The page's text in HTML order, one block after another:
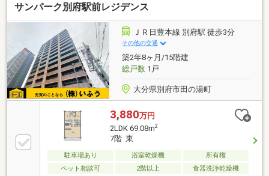
サンパーク別府駅前レジデンス
ＪＲ日豊本線 別府駅 徒歩3分
その他の交通
築2年8ヶ月/15階建
総戸数1戸
大分県別府市田の湯町
3,880万円
2LDK 69.08m2
7階 東
駐車場あり 浴室乾燥機
所有権
ペット相談可
2階以上 食器洗浄乾燥機